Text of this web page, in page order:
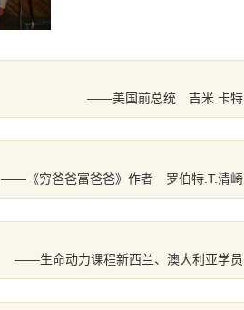
――美国前总统 吉米.卡特
――《穷爸爸富爸爸》作者 罗伯特.T.清崎
――生命动力课程新西兰、澳大利亚学员